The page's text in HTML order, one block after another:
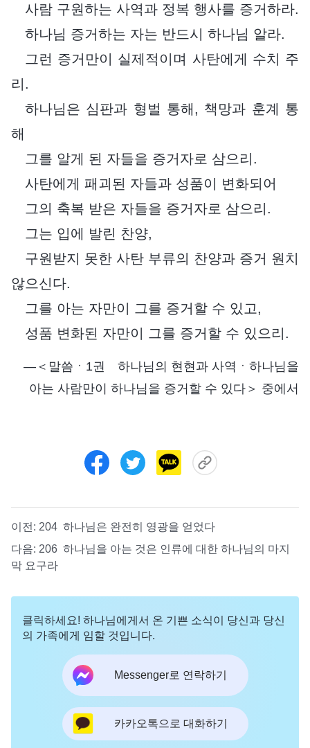
사람 구원하는 사역과 정복 행사를 증거하라.
하나님 증거하는 자는 반드시 하나님 알라.
그런 증거만이 실제적이며 사탄에게 수치 주
리.
하나님은 심판과 형벌 통해, 책망과 훈계 통
해
그를 알게 된 자들을 증거자로 삼으리.
사탄에게 패괴된 자들과 성품이 변화되어
그의 축복 받은 자들을 증거자로 삼으리.
그는 입에 발린 찬양,
구원받지 못한 사탄 부류의 찬양과 증거 원치
않으신다.
그를 아는 자만이 그를 증거할 수 있고,
성품 변화된 자만이 그를 증거할 수 있으리.
―＜말씀ㆍ1권 하나님의 현현과 사역ㆍ하나님을
아는 사람만이 하나님을 증거할 수 있다＞ 중에서
이전: 204 하나님은 완전히 영광을 얻었다
다음: 206 하나님을 아는 것은 인류에 대한 하나님의 마지
막 요구라
클릭하세요! 하나님에게서 온 기쁜 소식이 당신과 당신
의 가족에게 임할 것입니다.
Messenger로 연락하기
카카오톡으로 대화하기